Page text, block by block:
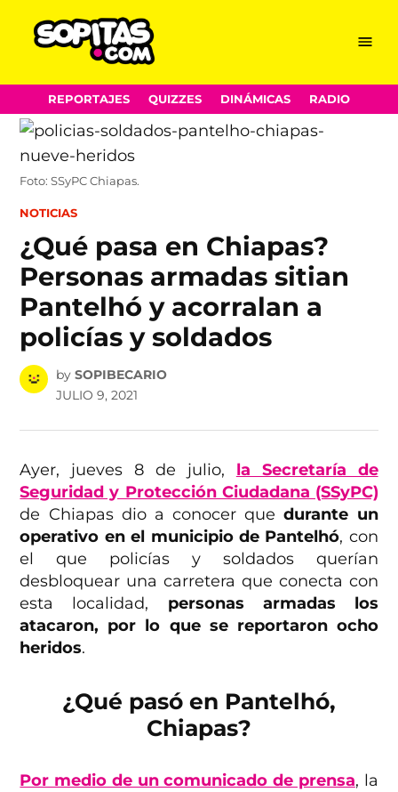
Skip
to
content
Menu
REPORTAJES QUIZZES DINÁMICAS RADIO
Foto: SSyPC Chiapas.
POSTED
NOTICIAS
¿Qué pasa en Chiapas?
Personas armadas sitian
Pantelhó y acorralan a
policías y soldados
by SOPIBECARIO
JULIO 9, 2021
Ayer, jueves 8 de julio, la Secretaría de
Seguridad y Protección Ciudadana (SSyPC)
de Chiapas dio a conocer quedurante un
operativo en el municipio de Pantelhó, con
el que policías y soldados querían
desbloquear una carretera que conecta con
esta localidad, personas armadas los
atacaron, por lo que se reportaron ocho
heridos.
¿Qué pasó en Pantelhó,
Chiapas?
Por medio de un comunicado de prensa, la